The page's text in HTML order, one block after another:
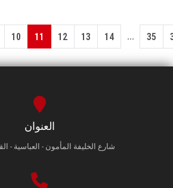
10 11 12 13 14 ... 35
العنوان
شارع الخليفة المأمون - العباسية -